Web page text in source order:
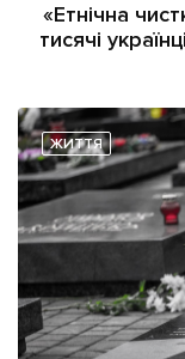
«Етнічна
тисячі
ЖИТТЯ